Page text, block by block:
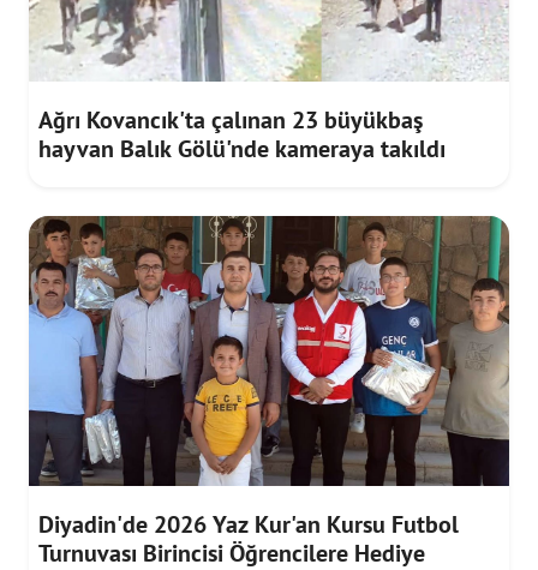
Ağrı Kovancık'ta çalınan 23 büyükbaş
hayvan Balık Gölü'nde kameraya takıldı
Diyadin'de 2026 Yaz Kur'an Kursu Futbol
Turnuvası Birincisi Öğrencilere Hediye